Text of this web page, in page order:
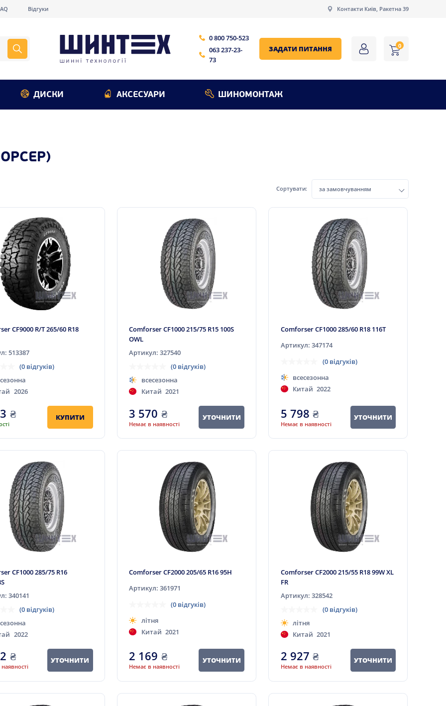
Відгуки Контакти Київ, Ракетна 39
0 800 750-523
063 237-23-
73
ЗАДАТИ ПИТАННЯ 0
ДИСКИ АКСЕСУАРИ ШИНОМОНТАЖ
Сортувати: за замовчуванням
CF9000 R/T 265/60 R18
513387
(0 відгуків)
2026
₴ КУПИТИ
Comforser CF1000 215/75 R15 100S
OWL
Артикул: 327540
(0 відгуків)
всесезонна
Китай 2021
3 570 ₴
Немає в наявності
УТОЧНИТИ
Comforser CF1000 285/60 R18 116T
Артикул: 347174
(0 відгуків)
всесезонна
Китай 2022
5 798 ₴
Немає в наявності
УТОЧНИТИ
CF1000 285/75 R16
340141
(0 відгуків)
2022
₴ УТОЧНИТИ
Comforser CF2000 205/65 R16 95H
Артикул: 361971
(0 відгуків)
літня
Китай 2021
2 169 ₴
Немає в наявності
УТОЧНИТИ
Comforser CF2000 215/55 R18 99W XL
FR
Артикул: 328542
(0 відгуків)
літня
Китай 2021
2 927 ₴
Немає в наявності
УТОЧНИТИ